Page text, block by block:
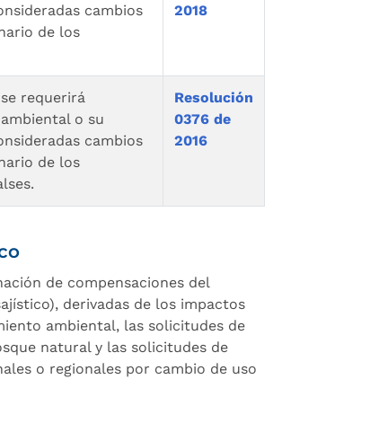
cambios
de los
2018
requerirá
o su
cambios
de los
Resolución
0376 de
2016
de compensaciones del
derivadas de los impactos
ambiental, las solicitudes de
natural y las solicitudes de
o regionales por cambio de uso